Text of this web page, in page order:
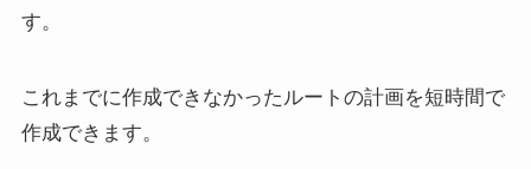
す。
これまでに作成できなかったルートの計画を短時間で
作成できます。